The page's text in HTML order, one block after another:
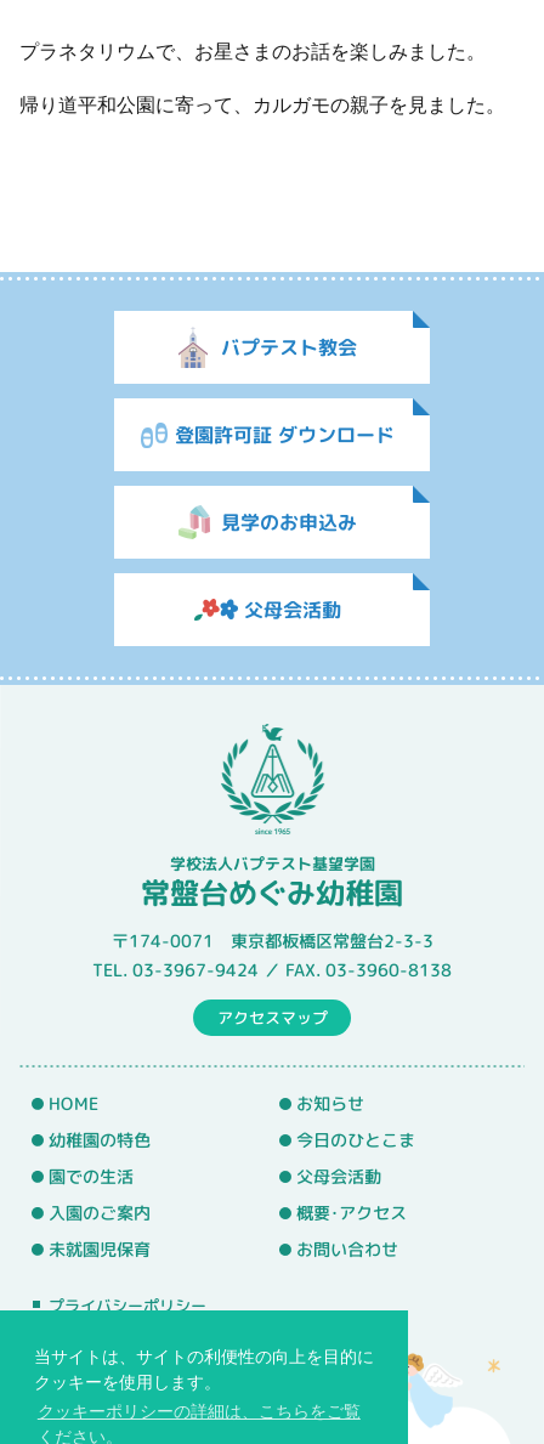
プラネタリウムで、お星さまのお話を楽しみました。
帰り道平和公園に寄って、カルガモの親子を見ました。
バプテスト教会
登園許可証 ダウンロード
見学のお申込み
父母会活動
学校法人バプテスト基望学園
常盤台めぐみ幼稚園
〒174-0071 東京都板橋区常盤台2-3-3
TEL. 03-3967-9424 ／ FAX. 03-3960-8138
アクセスマップ
HOME
幼稚園の特色
園での生活
入園のご案内
未就園児保育
お知らせ
今日のひとこま
父母会活動
概要･アクセス
お問い合わせ
プライバシーポリシー
当サイトは、サイトの利便性の向上を目的に
クッキーを使用します。
クッキーポリシーの詳細は、こちらをご覧
ください。